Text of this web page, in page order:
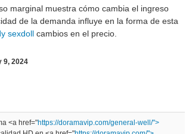
marginal muestra cómo cambia el ingreso
de la demanda influye en la forma de esta
sexdoll cambios en el precio.
9, 2024
<a href="https://doramavip.com/general-well/">